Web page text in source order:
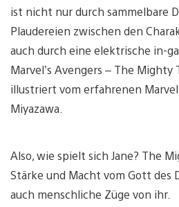
ist nicht nur durch sammelbare
Plaudereien zwischen den
auch durch eine elektrische in-
Marvel’s Avengers – The
illustriert vom erfahrenen
Miyazawa.
Also, wie spielt sich Jane? The
Stärke und Macht vom Gott des
auch menschliche Züge von ihr.